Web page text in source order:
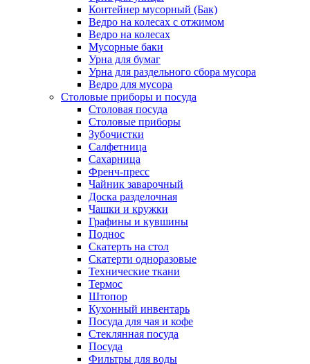
Контейнер мусорный (Бак)
Ведро на колесах с отжимом
Ведро на колесах
Мусорные баки
Урна для бумаг
Урна для раздельного сбора мусора
Ведро для мусора
Столовые приборы и посуда
Столовая посуда
Столовые приборы
Зубочистки
Салфетница
Сахарница
Френч-пресс
Чайник заварочный
Доска разделочная
Чашки и кружки
Графины и кувшины
Поднос
Скатерть на стол
Скатерти одноразовые
Технические ткани
Термос
Штопор
Кухонный инвентарь
Посуда для чая и кофе
Стеклянная посуда
Посуда
Фильтры для воды